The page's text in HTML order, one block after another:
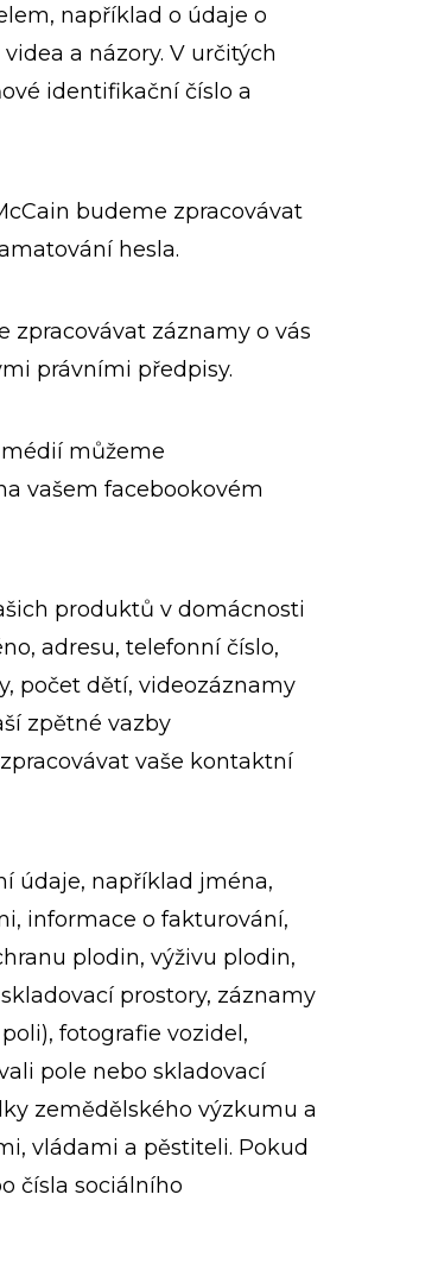
například o údaje o
a názory. V určitých
identifikační číslo a
budeme zpracovávat
hesla.
zpracovávat záznamy o vás
právními předpisy.
můžeme
vašem facebookovém
produktů v domácnosti
adresu, telefonní číslo,
počet dětí, videozáznamy
zpětné vazby
vaše kontaktní
údaje, například jména,
informace o fakturování,
plodin, výživu plodin,
prostory, záznamy
fotografie vozidel,
pole nebo skladovací
zemědělského výzkumu a
vládami a pěstiteli. Pokud
čísla sociálního